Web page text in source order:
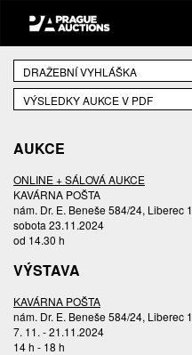
DRAŽEBNÍ VYHLÁŠKA
VÝSLEDKY AUKCE V PDF
AUKCE
ONLINE + SÁLOVÁ AUKCE
KAVÁRNA POŠTA
nám. Dr. E. Beneše 584/24, Liberec 1
sobota 23.11.2024
od 14.30 h
VÝSTAVA
KAVÁRNA POŠTA
nám. Dr. E. Beneše 584/24, Liberec 1
7. 11. - 21.11.2024
14 h - 18 h